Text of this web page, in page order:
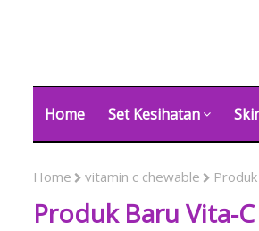
Home Set Kesihatan
Home vitamin c chewable
Produk Baru Vita-